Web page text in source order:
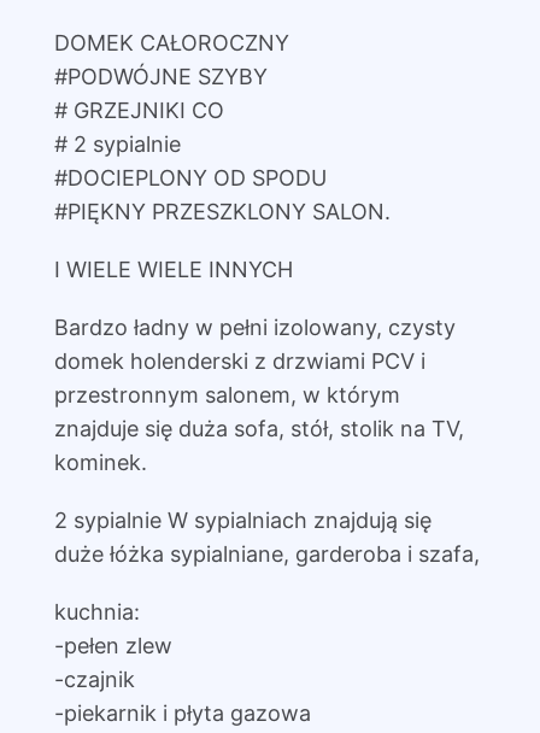
DOMEK CAŁOROCZNY
#PODWÓJNE SZYBY
# GRZEJNIKI CO
# 2 sypialnie
#DOCIEPLONY OD SPODU
#PIĘKNY PRZESZKLONY SALON.
I WIELE WIELE INNYCH
Bardzo ładny w pełni izolowany, czysty
domek holenderski z drzwiami PCV i
przestronnym salonem, w którym
znajduje się duża sofa, stół, stolik na TV,
kominek.
2 sypialnie W sypialniach znajdują się
duże łóżka sypialniane, garderoba i szafa,
kuchnia:
-pełen zlew
-czajnik
-piekarnik i płyta gazowa